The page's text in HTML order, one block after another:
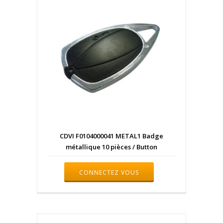
CDVI F0104000041 METAL1 Badge
métallique 10 pièces / Button
CONNECTEZ VOUS